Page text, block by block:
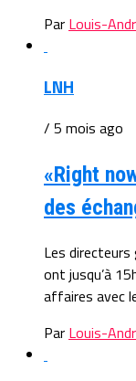
Par Louis-
LNH
/ 5 mois ago
«Right
des
Les directeurs
ont jusqu’à
affaires avec
Par Louis-